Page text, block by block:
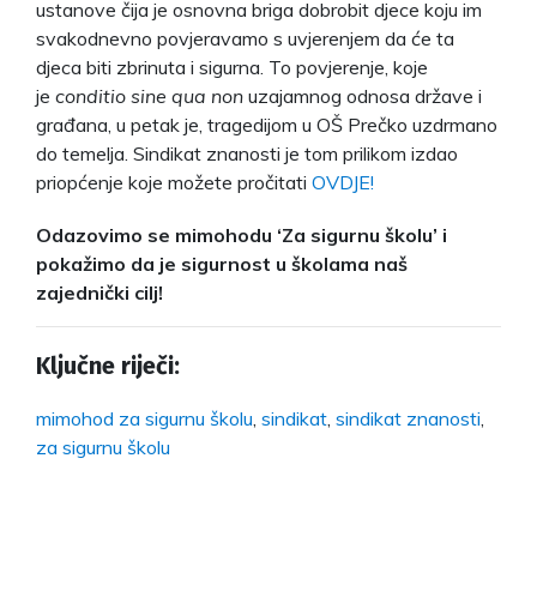
ustanove čija je osnovna briga dobrobit djece koju im
svakodnevno povjeravamo s uvjerenjem da će ta
djeca biti zbrinuta i sigurna. To povjerenje, koje
je conditio sine qua non uzajamnog odnosa države i
građana, u petak je, tragedijom u OŠ Prečko uzdrmano
do temelja. Sindikat znanosti je tom prilikom izdao
priopćenje koje možete pročitati OVDJE!
Odazovimo se mimohodu ‘Za sigurnu školu’ i
pokažimo da je sigurnost u školama naš
zajednički cilj!
Ključne riječi:
mimohod za sigurnu školu sindikat sindikat znanosti
za sigurnu školu